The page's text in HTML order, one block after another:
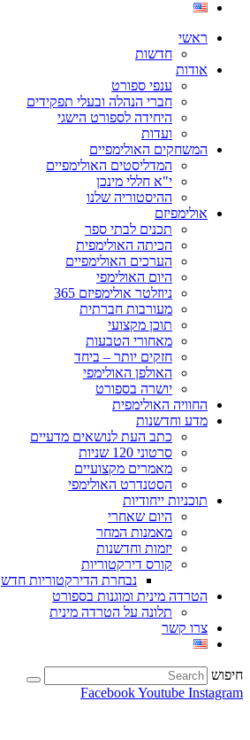
ראשי
חדשות
אודות
ענפי ספורט
חברי הנהלה ובעלי תפקידים
היחידה לספורט הישגי
ועדות
המשחקים האולימפיים
המדליסטים האולימפיים
י"א חללי מינכן
ההיסטוריה שלנו
אולימפיזם
תכנים לבתי ספר
הכיתה האולימפית
הערכים האולימפיים
היום האולימפי
ניוזלטר אולימפיזם 365
מעורבות חברתית
תוכן מקצועי
מאחורי הטבעות
חזקים יותר – ביחד
האולפן האולימפי
יושרה בספורט
החוויה האולימפית
מדע וחדשנות
כתב העת לנושאים מדעיים
סרטוני 120 שניות
מאמרים מקצועיים
הסטנדרט האולימפי
תוכניות ייחודיות
היום שאחרי
מאמנות המחר
יזמות וחדשנות
קורס דירקטוריות
נבחרת הדירקטוריות חדש
הטרדה מינית ומוגנות בספורט
תלונה על הטרדה מינית
צרו קשר
חיפוש
FacebookYoutube Instagram